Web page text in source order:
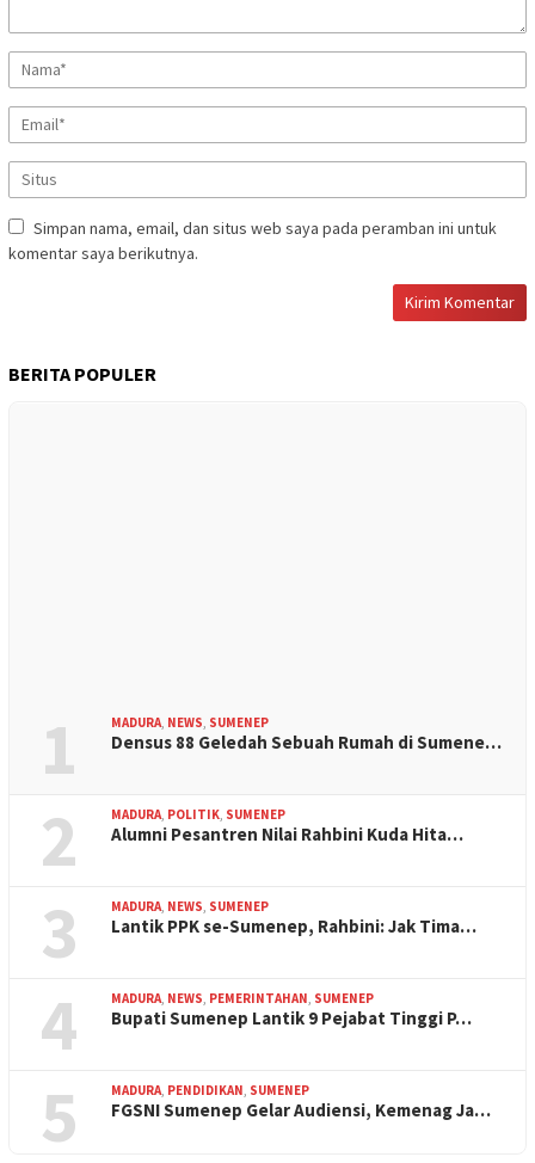
Simpan nama, email, dan situs web saya pada peramban ini untuk
komentar saya berikutnya.
BERITA POPULER
1 MADURA, NEWS, SUMENEP
Densus 88 Geledah Sebuah Rumah di Sumene…
2 MADURA, POLITIK, SUMENEP
Alumni Pesantren Nilai Rahbini Kuda Hita…
3 MADURA, NEWS, SUMENEP
Lantik PPK se-Sumenep, Rahbini: Jak Tima…
4 MADURA, NEWS, PEMERINTAHAN, SUMENEP
Bupati Sumenep Lantik 9 Pejabat Tinggi P…
5 MADURA, PENDIDIKAN, SUMENEP
FGSNI Sumenep Gelar Audiensi, Kemenag Ja…